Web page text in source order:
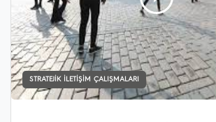
STRATEJIK İLETIŞIM ÇALIŞMALARI